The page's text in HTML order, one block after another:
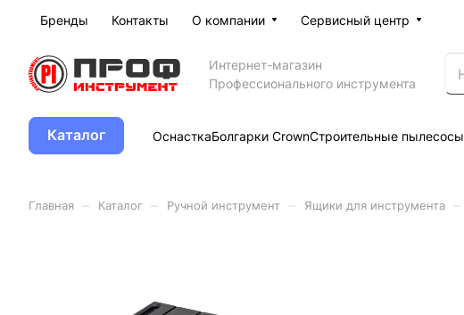
Бренды Контакты О компании Сервисный центр
Интернет-магазин
Профессионального инструмента
Каталог ОснасткаБолгарки CrownСтроительные пылесосы
Главная Каталог Ручной инструмент Ящики для инструмента